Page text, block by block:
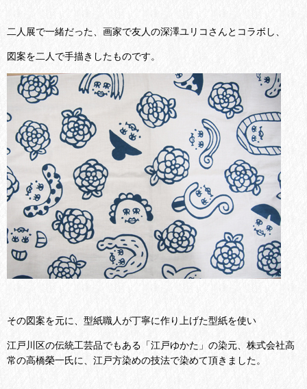
二人展で一緒だった、画家で友人の深澤ユリコさんとコラボし、
図案を二人で手描きしたものです。
その図案を元に、型紙職人が丁寧に作り上げた型紙を使い
江戸川区の伝統工芸品でもある「江戸ゆかた」の染元、株式会社高
常の高橋榮一氏に、江戸方染めの技法で染めて頂きました。